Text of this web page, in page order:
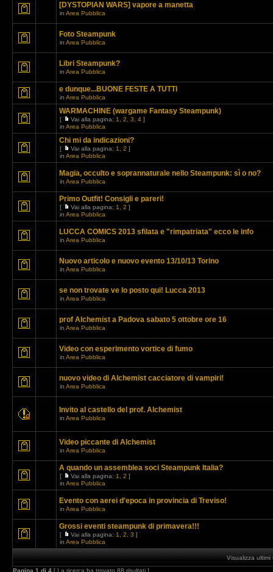
[DYSTOPIAN WARS] vapore a manetta
in Area Pubblica
Foto Steampunk
in Area Pubblica
Libri Steampunk?
in Area Pubblica
e dunque...BUONE FESTE A TUTTI
in Area Pubblica
WARMACHINE (wargame Fantasy Steampunk)
[ Vai alla pagina: 1 2 3 4 ]
in Area Pubblica
Chi mi da indicazioni?
[ Vai alla pagina: 1 2 ]
in Area Pubblica
Magia, occulto e soprannaturale nello Steampunk: sì o no?
in Area Pubblica
Primo Outfit! Consigli e pareri!
[ Vai alla pagina: 1 2 ]
in Area Pubblica
LUCCA COMICS 2013 sfilata e "rimpatriata" ecco le info
in Area Pubblica
Nuovo articolo e nuovo evento 13/10/13 Torino
in Area Pubblica
se non trovate ve lo posto qui! Lucca 2013
in Area Pubblica
prof Alchemist a Padova sabato 5 ottobre ore 16
in Area Pubblica
Video con esperimento vortice di fumo
in Area Pubblica
nuovo video di Alchemist cacciatore di vampiri!
in Area Pubblica
Invito al castello del prof. Alchemist
in Area Pubblica
Video piccante di Alchemist
in Area Pubblica
A quando un assemblea soci Steampunk Italia?
[ Vai alla pagina: 1 2 ]
in Area Pubblica
Evento con aerei d'epoca in provincia di Treviso!
in Area Pubblica
Grossi eventi steampunk di primavera!!!
[ Vai alla pagina: 1 2 3 ]
in Area Pubblica
Visualizza ultimi
Pagina 1 di 4 [ La ricerca ha trovato 88 risultati ]